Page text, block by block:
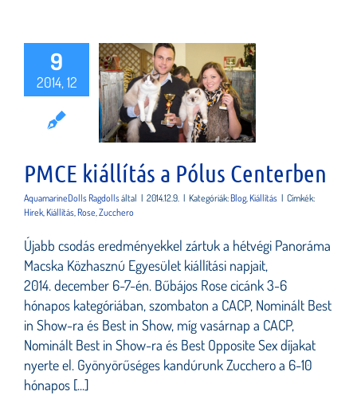
9
2014, 12
kiállítás a
PMCE kiállítás a Pólus Centerben
AquamarineDolls Ragdollsáltal | 2014.12.9. | Kategóriák:Blog,Kiállítás | Címkék:
Hírek,Kiállítás,Rose,Zucchero
Újabb csodás eredményekkel zártuk a hétvégi Panoráma
Macska Közhasznú Egyesület kiállítási napjait,
2014. december 6-7-én. Bűbájos Rose cicánk 3-6
hónapos kategóriában, szombaton a CACP, Nominált Best
in Show-ra és Best in Show, míg vasárnap a CACP,
Nominált Best in Show-ra és Best Opposite Sex díjakat
nyerte el. Gyönyörűséges kandúrunk Zucchero a 6-10
hónapos [...]